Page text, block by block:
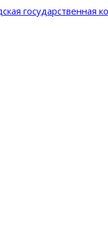
государственная